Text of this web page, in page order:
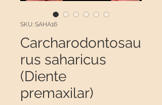
SKU: SAHA16
Carcharodontosau
rus saharicus
(Diente
premaxilar)